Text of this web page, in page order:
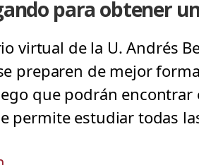
para obtener
virtual de la U. Andrés
preparen de mejor
que podrán
permite estudiar todas